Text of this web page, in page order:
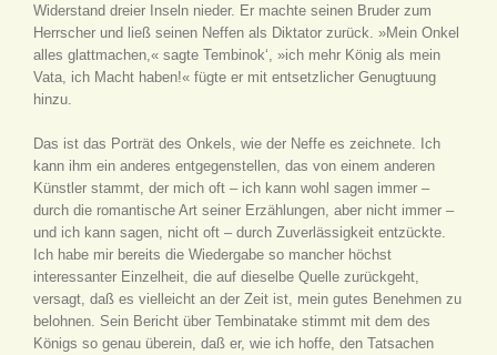
Widerstand dreier Inseln nieder. Er machte seinen Bruder zum
Herrscher und ließ seinen Neffen als Diktator zurück. »Mein Onkel
alles glattmachen,« sagte Tembinok‘, »ich mehr König als mein
Vata, ich Macht haben!« fügte er mit entsetzlicher Genugtuung
hinzu.
Das ist das Porträt des Onkels, wie der Neffe es zeichnete. Ich
kann ihm ein anderes entgegenstellen, das von einem anderen
Künstler stammt, der mich oft – ich kann wohl sagen immer –
durch die romantische Art seiner Erzählungen, aber nicht immer –
und ich kann sagen, nicht oft – durch Zuverlässigkeit entzückte.
Ich habe mir bereits die Wiedergabe so mancher höchst
interessanter Einzelheit, die auf dieselbe Quelle zurückgeht,
versagt, daß es vielleicht an der Zeit ist, mein gutes Benehmen zu
belohnen. Sein Bericht über Tembinatake stimmt mit dem des
Königs so genau überein, daß er, wie ich hoffe, den Tatsachen